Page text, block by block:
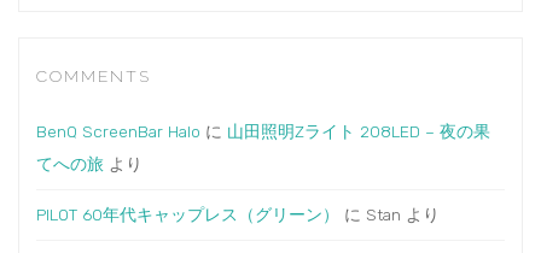
COMMENTS
BenQ ScreenBar Halo に 山田照明Zライト 208LED – 夜の果
てへの旅 より
PILOT 60年代キャップレス（グリーン） に Stan より